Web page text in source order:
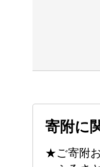
寄附に
★ご寄附